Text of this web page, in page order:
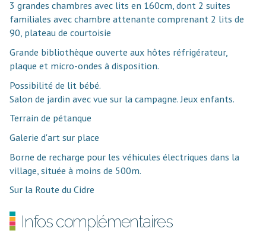
3 grandes chambres avec lits en 160cm, dont 2 suites
familiales avec chambre attenante comprenant 2 lits de
90, plateau de courtoisie
Grande bibliothèque ouverte aux hôtes réfrigérateur,
plaque et micro-ondes à disposition.
Possibilité de lit bébé.
Salon de jardin avec vue sur la campagne. Jeux enfants.
Terrain de pétanque
Galerie d'art sur place
Borne de recharge pour les véhicules électriques dans la
village, située à moins de 500m.
Sur la Route du Cidre
Infos complémentaires